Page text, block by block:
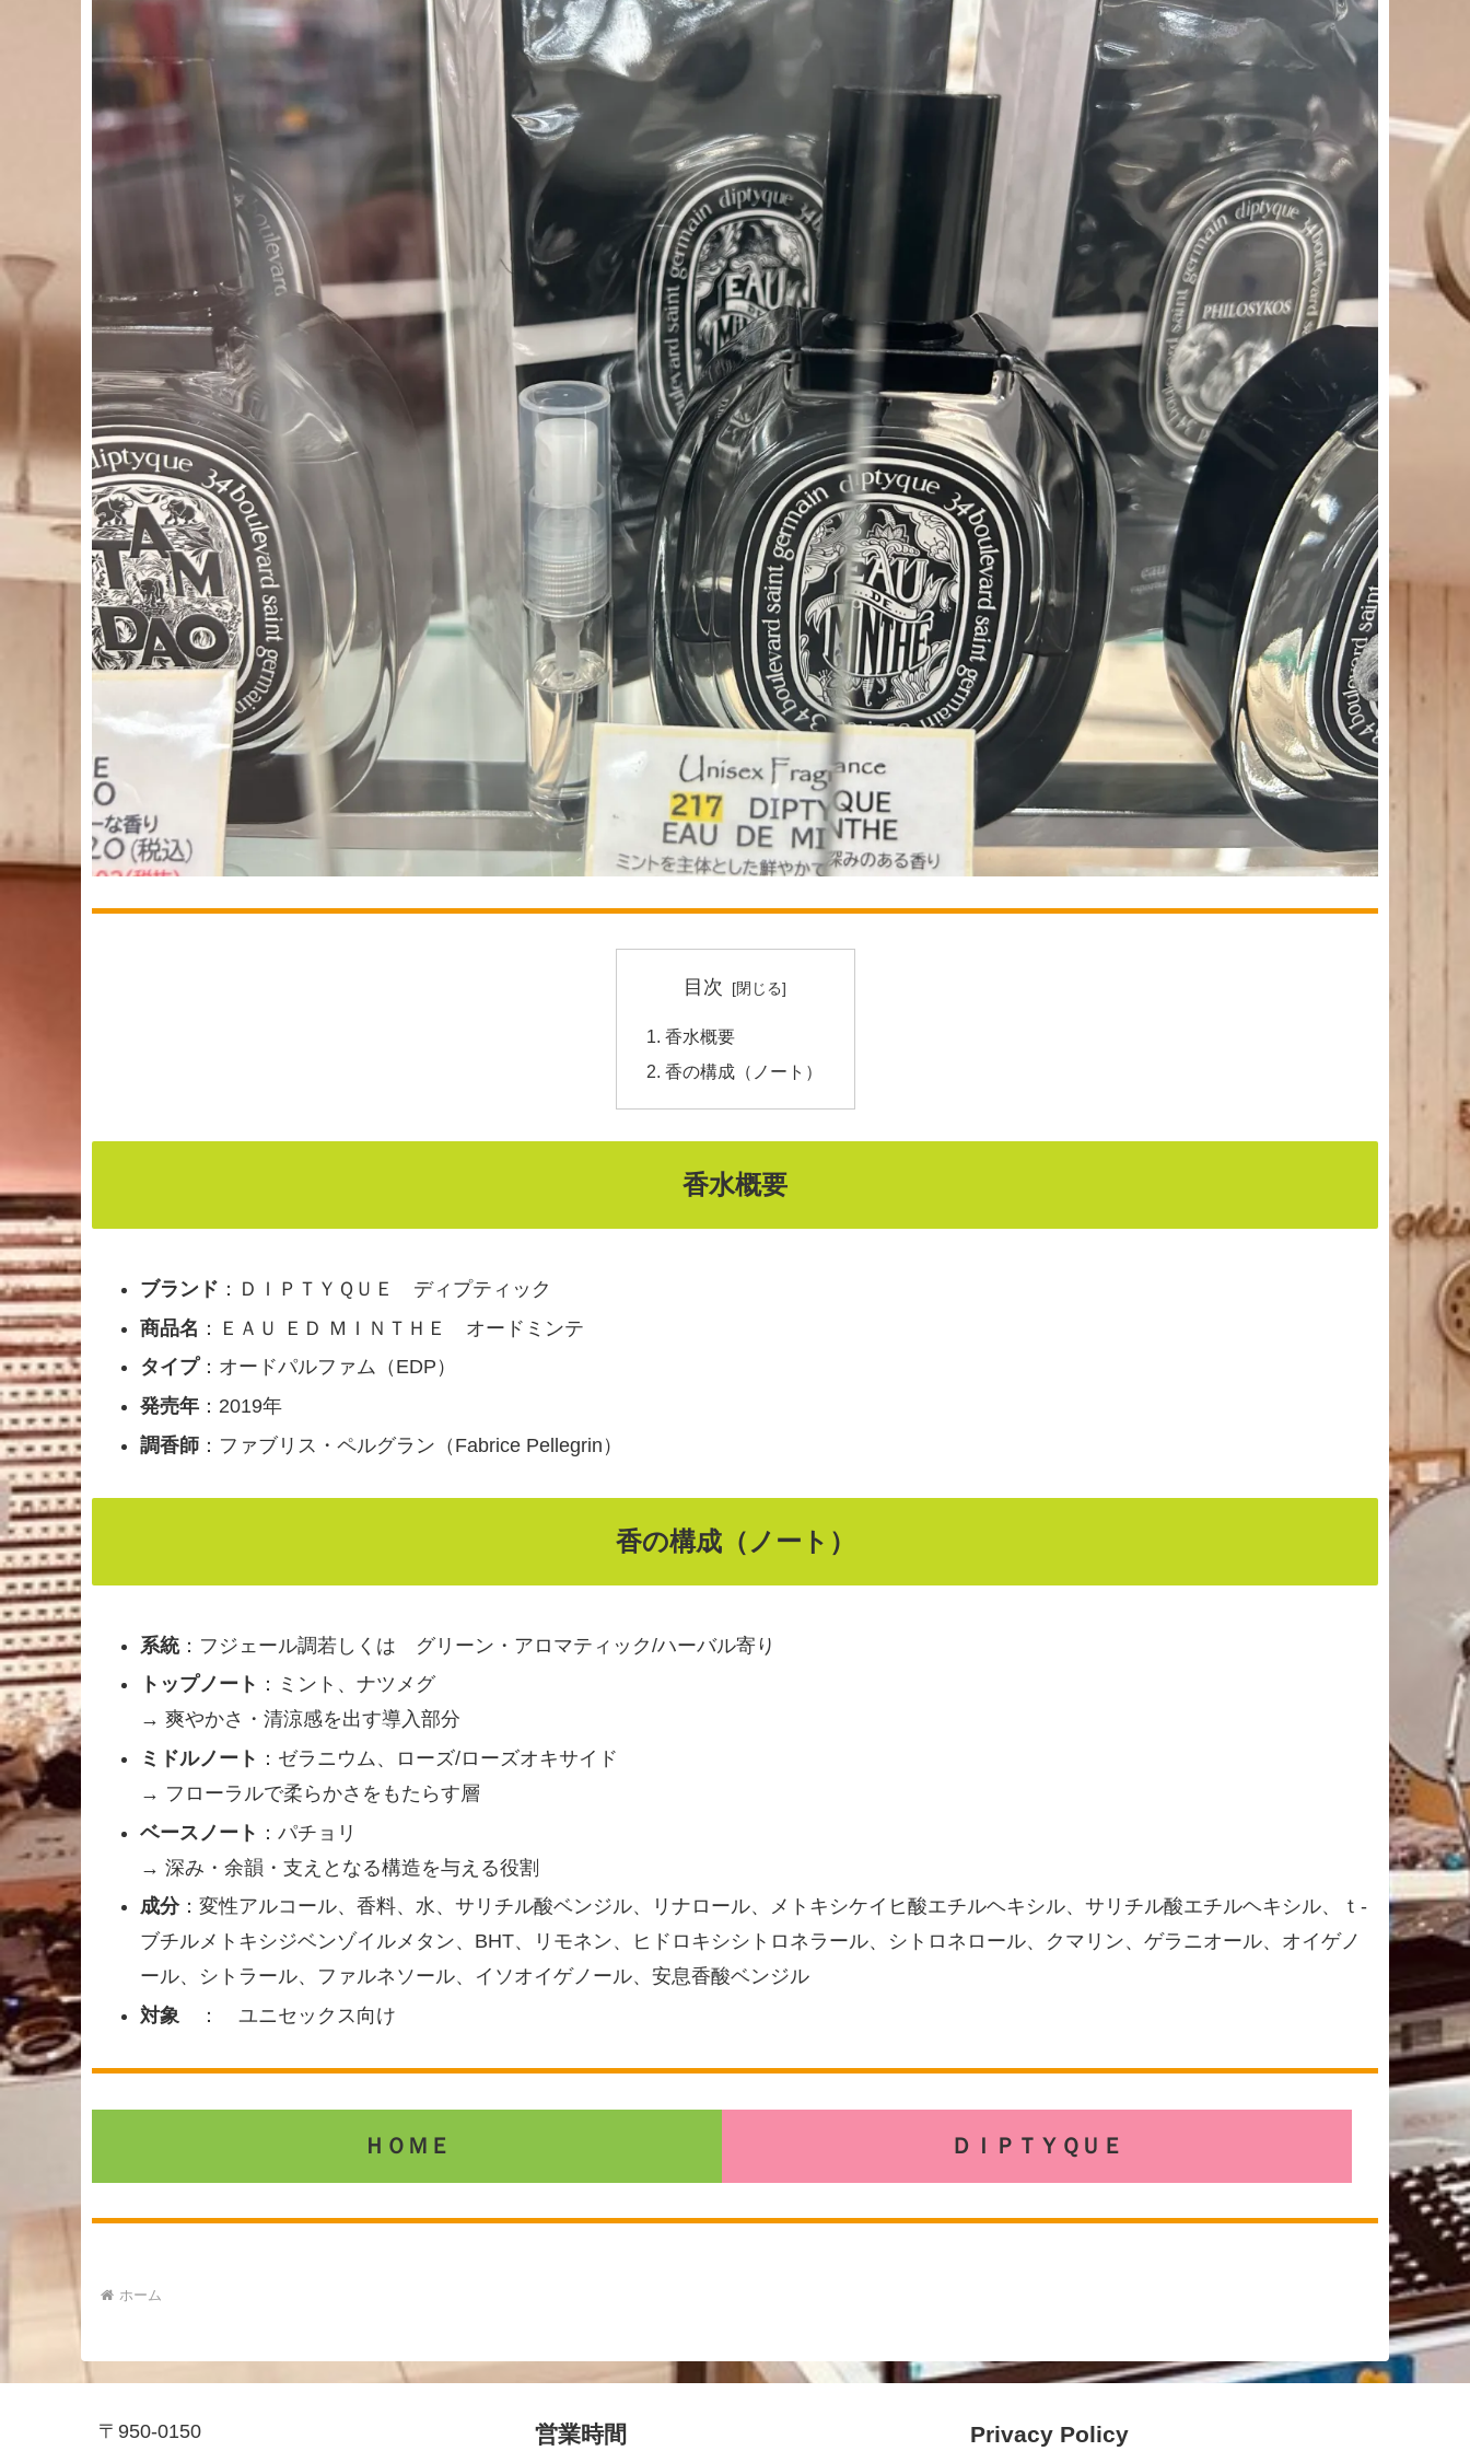
目次
香水概要
香の構成（ノート）
香水概要
ブランド ：ＤＩＰＴＹＱＵＥ ディプティック
商品名 ：ＥＡＵ ＥＤ ＭＩＮＴＨＥ オードミンテ
タイプ：オードパルファム（EDP）
発売年：2019年
調香師：ファブリス・ペルグラン（Fabrice Pellegrin）
香の構成（ノート）
系統：フジェール調若しくは グリーン・アロマティック/ハーバル寄り
トップノート ：ミント、ナツメグ
→ 爽やかさ・清涼感を出す導入部分
ミドルノート ：ゼラニウム、ローズ/ローズオキサイド
→ フローラルで柔らかさをもたらす層
ベースノート ：パチョリ
→ 深み・余韻・支えとなる構造を与える役割
成分：変性アルコール、香料、水、サリチル酸ベンジル、リナロール、メトキシケイヒ酸エチルヘキシル、サリチル酸エチルヘキシル、ｔ-
ブチルメトキシジベンゾイルメタン、BHT、リモネン、ヒドロキシシトロネラール、シトロネロール、クマリン、ゲラニオール、オイゲノ
ール、シトラール、ファルネソール、イソオイゲノール、安息香酸ベンジル
対象 ： ユニセックス向け
ＨＯＭＥ ＤＩＰＴＹＱＵＥ
ホーム
〒950-0150 営業時間 Privacy Policy